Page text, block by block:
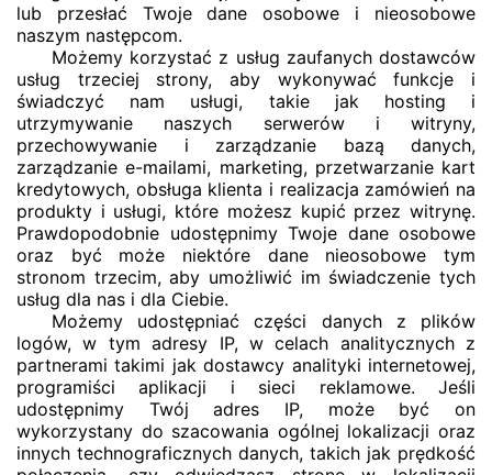
lub przesłać Twoje dane osobowe i nieosobowe
naszym następcom.
Możemy korzystać z usług zaufanych dostawców
usług trzeciej strony, aby wykonywać funkcje i
świadczyć nam usługi, takie jak hosting i
utrzymywanie naszych serwerów i witryny,
przechowywanie i zarządzanie bazą danych,
zarządzanie e-mailami, marketing, przetwarzanie kart
kredytowych, obsługa klienta i realizacja zamówień na
produkty i usługi, które możesz kupić przez witrynę.
Prawdopodobnie udostępnimy Twoje dane osobowe
oraz być może niektóre dane nieosobowe tym
stronom trzecim, aby umożliwić im świadczenie tych
usług dla nas i dla Ciebie.
Możemy udostępniać części danych z plików
logów, w tym adresy IP, w celach analitycznych z
partnerami takimi jak dostawcy analityki internetowej,
programiści aplikacji i sieci reklamowe. Jeśli
udostępnimy Twój adres IP, może być on
wykorzystany do szacowania ogólnej lokalizacji oraz
innych technograficznych danych, takich jak prędkość